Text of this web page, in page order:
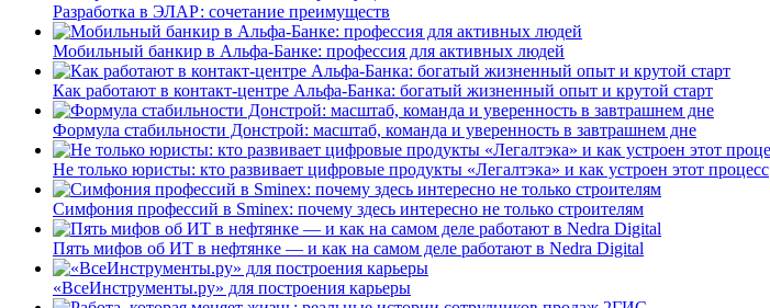
Разработка в ЭЛАР: сочетание преимуществ
Мобильный банкир в Альфа-Банке: профессия для активных людей
Как работают в контакт-центре Альфа-Банка: богатый жизненный опыт и крутой старт
Формула стабильности Донстрой: масштаб, команда и уверенность в завтрашнем дне
Не только юристы: кто развивает цифровые продукты «Легалтэка» и как устроен этот процесс
Симфония профессий в Sminex: почему здесь интересно не только строителям
Пять мифов об ИТ в нефтянке — и как на самом деле работают в Nedra Digital
«ВсеИнструменты.ру» для построения карьеры